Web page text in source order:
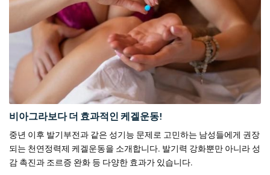
비아그라보다 더 효과적인 케겔운동!
중년 이후 발기부전과 같은 성기능 문제로 고민하는 남성들에게 권장
되는 천연정력제 케겔운동을 소개합니다. 발기력 강화뿐만 아니라 성
감 촉진과 조르증 완화 등 다양한 효과가 있습니다.